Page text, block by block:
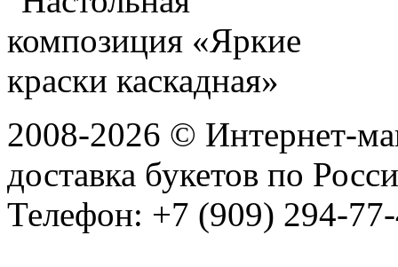
2008-2026 © Интернет-
доставка букетов по
Телефон: +7 (909) 294-